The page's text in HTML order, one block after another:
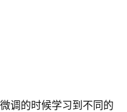
调的时候学习到不同的